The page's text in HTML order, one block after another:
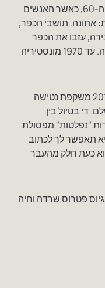
"דעיכתה" של מונסטיריה החלה בשנות ה-60, כאשר האנשים
אתונה. תושבי הכפר,
עזבו את הכפר
שלהם לעתיד טוב יותר, גם אם בקלישאה. עד 1970 מונסטיריה
עבור אנשים מסוימים מונסטיריה של 2015 משקפת נטישה
די בטיול בין
"נפלטות" מפסולת
תאפשר לך לכתוב
כעת חלק מהעבר
פטרוס שרדה וחיה